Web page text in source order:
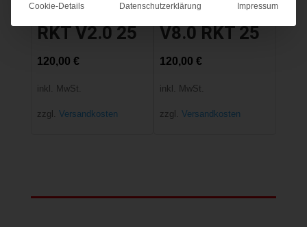
CLASH 25
RKT V2.0 25
120,00 €
inkl. MwSt.
zzgl. Versandkosten
BLADE 25
V8.0 RKT 25
120,00 €
inkl. MwSt.
zzgl. Versandkosten
Cookie-Details Datenschutzerklärung Impressum